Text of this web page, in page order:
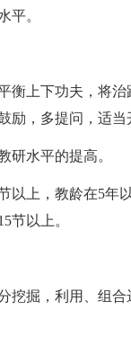
平。
衡上下功夫，将
励，多提问，适当
研水平的提高。
以上，教龄在5年
节以上。
挖掘，利用、组合